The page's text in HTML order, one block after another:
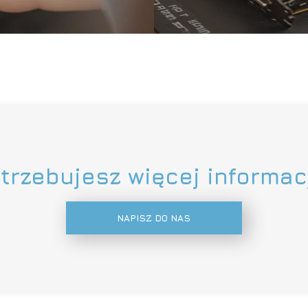
więcej
NAPISZ DO NAS